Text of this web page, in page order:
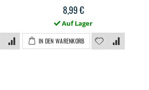
8,99 €
Auf Lager
IN DEN WARENKORB